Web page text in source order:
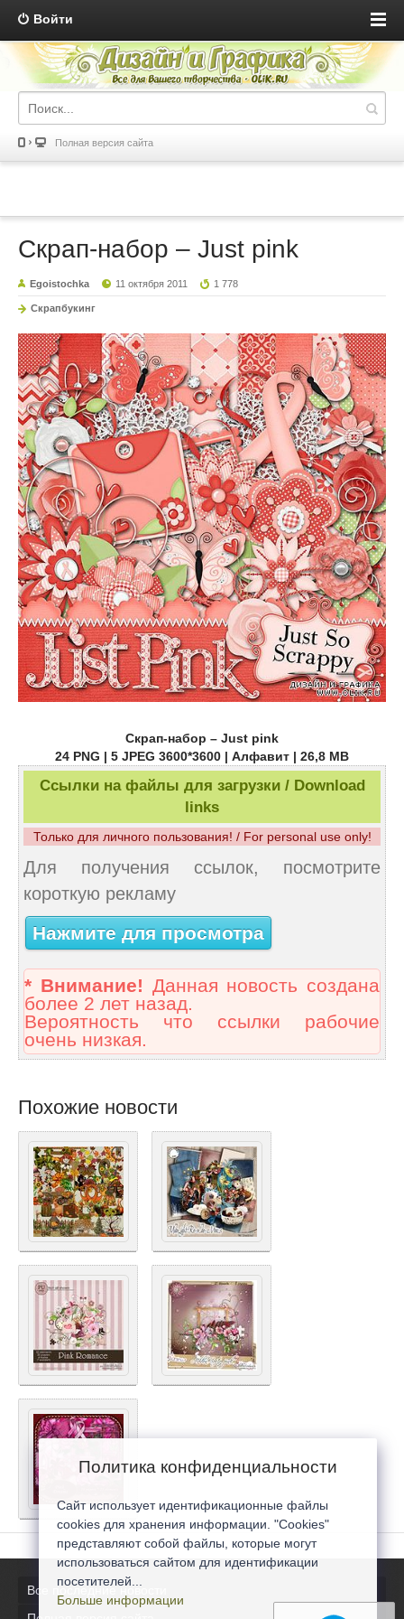
Войти
Полная версия сайта
Скрап-набор – Just pink
Egoistochka 11 октября 2011 1 778
Скрапбукинг
Скрап-набор – Just pink
24 PNG | 5 JPEG 3600*3600 | Алфавит | 26,8 MB
Ссылки на файлы для загрузки / Download
links
Только для личного пользования! / For personal use only!
Для получения ссылок, посмотрите
короткую рекламу
Нажмите для просмотра
* Внимание! Данная новость создана
более 2 лет назад.
Вероятность что ссылки рабочие
очень низкая.
Похожие новости
Все последние новости
Политика конфиденциальности
Сайт использует идентификационные файлы
cookies для хранения информации. "Cookies"
представляют собой файлы, которые могут
использоваться сайтом для идентификации
посетителей...
Больше информации